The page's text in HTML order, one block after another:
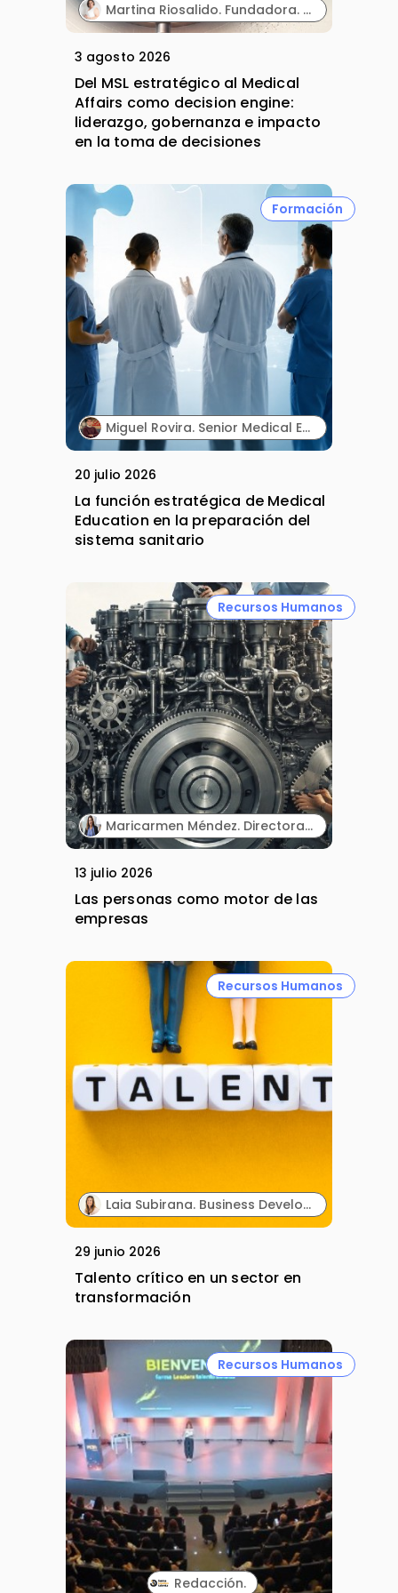
Martina Riosalido. Fundadora. MSL Expert & Mentoring | Método MARIPOSA.
3 agosto 2026
Del MSL estratégico al Medical
Affairs como decision engine:
liderazgo, gobernanza e impacto
en la toma de decisiones
Formación
Miguel Rovira. Senior Medical Education Professional. Lilly.
20 julio 2026
La función estratégica de Medical
Education en la preparación del
sistema sanitario
Recursos Humanos
Maricarmen Méndez. Directora Ejecutiva de Recursos Humanos. MSD España.
13 julio 2026
Las personas como motor de las
empresas
Recursos Humanos
Laia Subirana. Business Development. Solutia.
29 junio 2026
Talento crítico en un sector en
transformación
Recursos Humanos
Redacción.